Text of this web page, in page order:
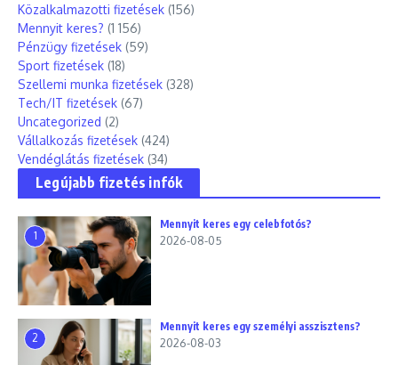
Közalkalmazotti fizetések (156)
Mennyit keres? (1 156)
Pénzügy fizetések (59)
Sport fizetések (18)
Szellemi munka fizetések (328)
Tech/IT fizetések (67)
Uncategorized (2)
Vállalkozás fizetések (424)
Vendéglátás fizetések (34)
Legújabb fizetés infók
1
Mennyit keres egy celebfotós?
2026-08-05
2
Mennyit keres egy személyi asszisztens?
2026-08-03